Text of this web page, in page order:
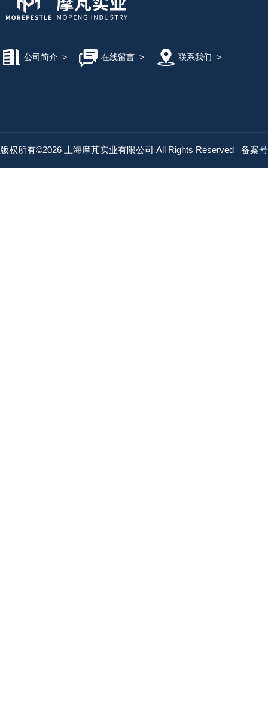
公司简介 > 在线留言> 联系我们 >
版权所有©2026 上海摩芃实业有限公司 All Rights Reserved 备案